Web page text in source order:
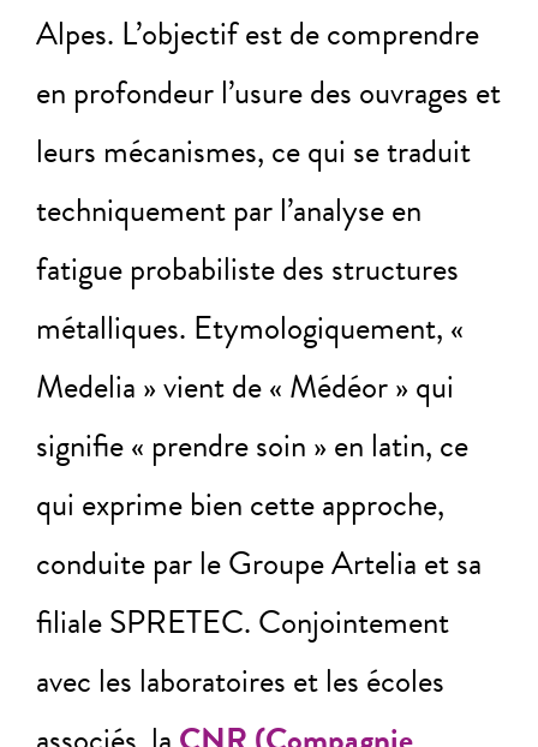
Alpes. L’objectif est de comprendre
en profondeur l’usure des ouvrages et
leurs mécanismes, ce qui se traduit
techniquement par l’analyse en
fatigue probabiliste des structures
métalliques. Etymologiquement, «
Medelia » vient de « Médéor » qui
signifie « prendre soin » en latin, ce
qui exprime bien cette approche,
conduite par le Groupe Artelia et sa
filiale SPRETEC. Conjointement
avec les laboratoires et les écoles